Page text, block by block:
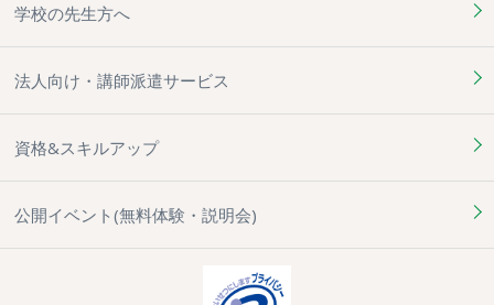
学校の先生方へ
法人向け・講師派遣サービス
資格&スキルアップ
公開イベント(無料体験・説明会)